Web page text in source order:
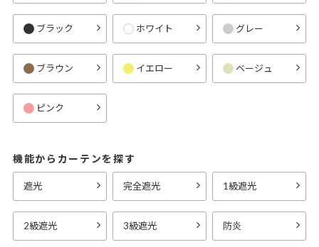
ブラック ホワイト グレー
ブラウン イエロー ベージュ
ピンク
機能からカーテンを探す
遮光 完全遮光 1級遮光
2級遮光 3級遮光 防炎